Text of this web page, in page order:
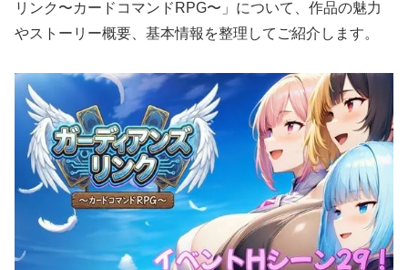
リンク〜カードコマンドRPG〜」について、作品の魅力
やストーリー概要、基本情報を整理してご紹介します。